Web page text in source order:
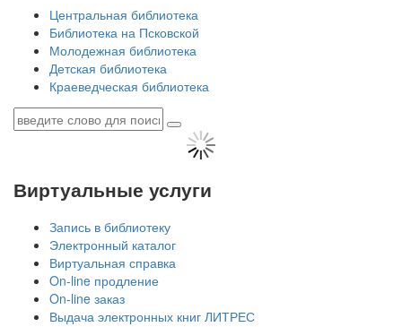
Центральная библиотека
Библиотека на Псковской
Молодежная библиотека
Детская библиотека
Краеведческая библиотека
Виртуальные услуги
Запись в библиотеку
Электронный каталог
Виртуальная справка
On-line продление
On-line заказ
Выдача электронных книг ЛИТРЕС